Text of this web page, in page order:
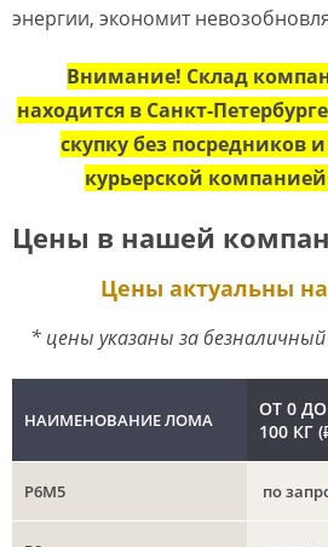
энергии, экономит
Внимание! Склад
находится в Санкт-
скупку без посредников
курьерской
Цены в нашей
Цены актуальны на
* цены указаны за
НАИМЕНОВАНИЕ ЛОМА
ОТ 0 ДО
100 КГ
Р6М5 по